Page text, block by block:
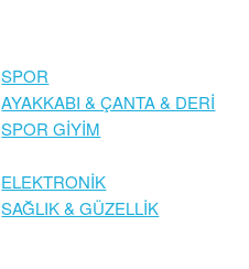
SPOR
AYAKKABI & ÇANTA & DERİ
SPOR GİYİM
ELEKTRONİK
SAĞLIK & GÜZELLİK